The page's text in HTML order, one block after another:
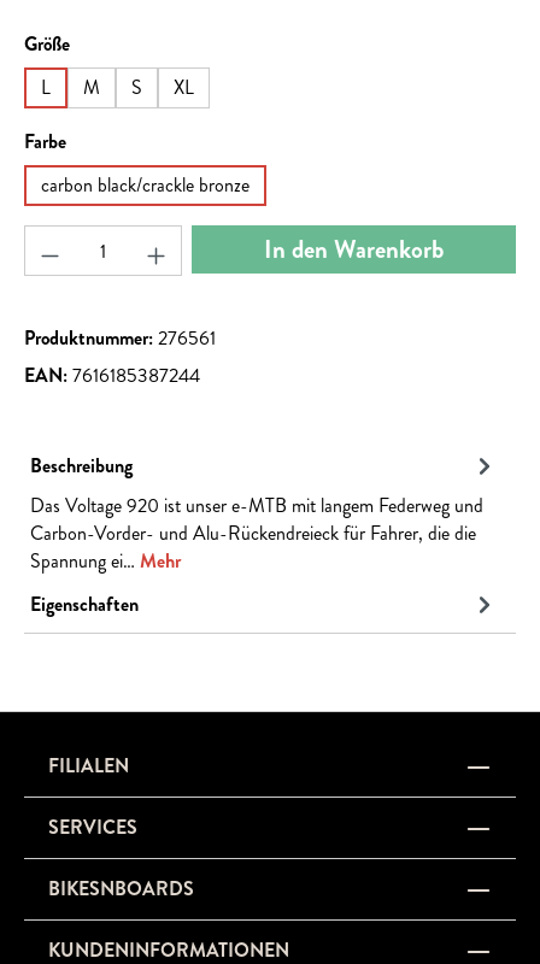
Größeauswählen
L
M S
XL
Farbeauswählen
carbon black/crackle bronze
Produkt Anzahl: Gib den gewünschten Wert ein
In den Warenkorb
Produktnummer:276561
EAN:7616185387244
Beschreibung
Das Voltage 920 ist unser e-MTB mit langem Federweg und
Carbon-Vorder- und Alu-Rückendreieck für Fahrer, die die
Spannung ei… Mehr
Eigenschaften
FILIALEN
SERVICES
BIKESNBOARDS
KUNDENINFORMATIONEN